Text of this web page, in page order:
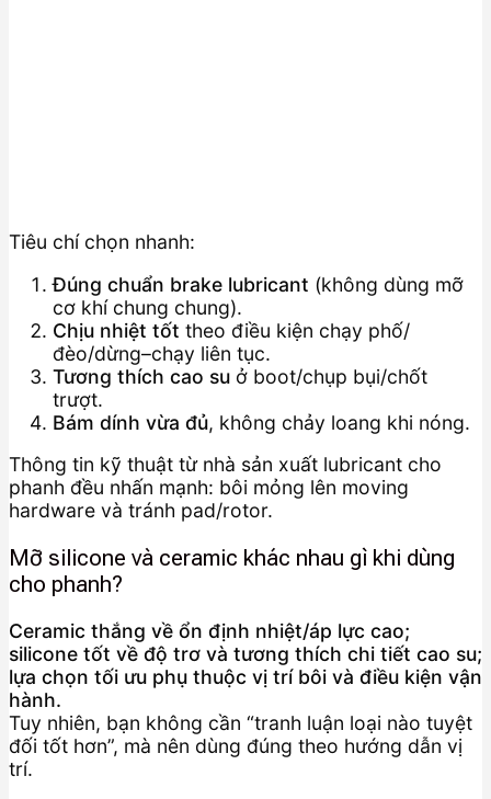
Tiêu chí chọn nhanh:
Đúng chuẩn brake lubricant (không dùng mỡ
cơ khí chung chung).
Chịu nhiệt tốt theo điều kiện chạy phố/
đèo/dừng–chạy liên tục.
Tương thích cao su ở boot/chụp bụi/chốt
trượt.
Bám dính vừa đủ, không chảy loang khi nóng.
Thông tin kỹ thuật từ nhà sản xuất lubricant cho
phanh đều nhấn mạnh: bôi mỏng lên moving
hardware và tránh pad/rotor.
Mỡ silicone và ceramic khác nhau gì khi dùng
cho phanh?
Ceramic thắng về ổn định nhiệt/áp lực cao;
silicone tốt về độ trơ và tương thích chi tiết cao su;
lựa chọn tối ưu phụ thuộc vị trí bôi và điều kiện vận
hành.
Tuy nhiên, bạn không cần “tranh luận loại nào tuyệt
đối tốt hơn”, mà nên dùng đúng theo hướng dẫn vị
trí.